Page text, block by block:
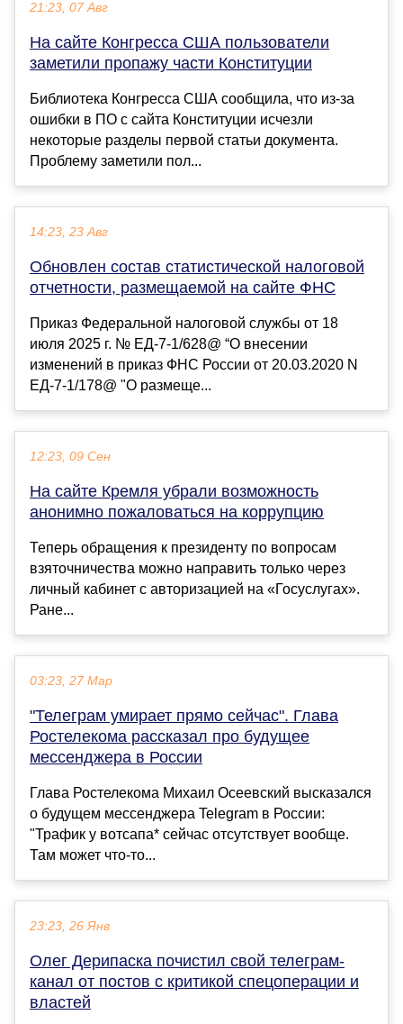
21:23, 07 Авг
На сайте Конгресса США пользователи
заметили пропажу части Конституции
Библиотека Конгресса США сообщила, что из-за
ошибки в ПО с сайта Конституции исчезли
некоторые разделы первой статьи документа.
Проблему заметили пол...
14:23, 23 Авг
Обновлен состав статистической налоговой
отчетности, размещаемой на сайте ФНС
Приказ Федеральной налоговой службы от 18
июля 2025 г. № ЕД-7-1/628@ “О внесении
изменений в приказ ФНС России от 20.03.2020 N
ЕД-7-1/178@ "О размеще...
12:23, 09 Сен
На сайте Кремля убрали возможность
анонимно пожаловаться на коррупцию
Теперь обращения к президенту по вопросам
взяточничества можно направить только через
личный кабинет с авторизацией на «Госуслугах».
Ране...
03:23, 27 Мар
"Телеграм умирает прямо сейчас". Глава
Ростелекома рассказал про будущее
мессенджера в России
Глава Ростелекома Михаил Осеевский высказался
о будущем мессенджера Telegram в России:
"Трафик у вотсапа* сейчас отсутствует вообще.
Там может что-то...
23:23, 26 Янв
Олег Дерипаска почистил свой телеграм-
канал от постов с критикой спецоперации и
властей